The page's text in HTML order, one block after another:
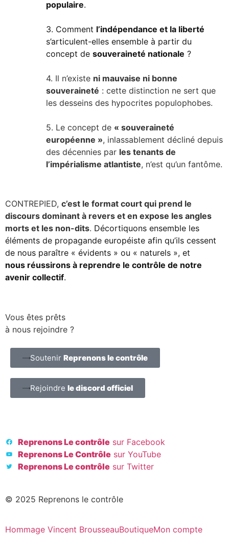
populaire.
3. Comment l’indépendance et la liberté
s’articulent-elles ensemble à partir du
concept de souveraineté nationale ?
4. Il n’existe ni mauvaise ni bonne
souveraineté : cette distinction ne sert que
les desseins des hypocrites populophobes.
5. Le concept de « souveraineté
européenne », inlassablement décliné depuis
des décennies par les tenants de
l’impérialisme atlantiste, n’est qu’un fantôme.
CONTREPIED, c’est le format court qui prend le
discours dominant à revers et en expose les angles
morts et les non-dits. Décortiquons ensemble les
éléments de propagande européiste afin qu’ils cessent
de nous paraître « évidents » ou « naturels », et
nous réussirons à reprendre le contrôle de notre
avenir collectif.
Vous êtes prêts
à nous rejoindre ?
Soutenir Reprenons le contrôle
Rejoindre le discord officiel
Reprenons Le contrôle sur Facebook
Reprenons Le Contrôle sur YouTube
Reprenons Le contrôle sur Twitter
© 2025 Reprenons le contrôle
Hommage Vincent BrousseauBoutiqueMon compte